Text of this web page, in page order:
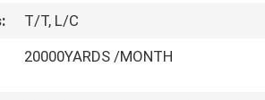
T/T, L/C
20000YARDS /MONTH